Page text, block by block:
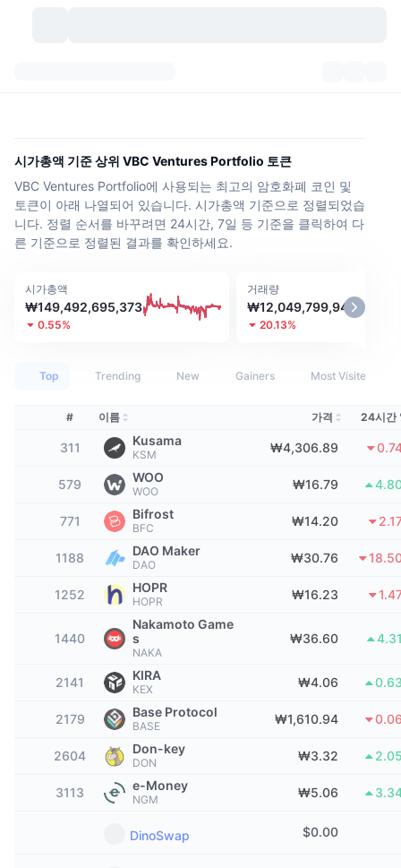
카테고리
과거 스냅샷
이자농사
리더보드
최근 상장된 종목
상승 및 하락 종목
가장 많이 방문한 종목
커뮤니티 정서
체인 순위
시장 개요
현물 시장
비트코인 트레저리
거래소 유입/유출
공포 및 탐욕 지수.
알트코인 시즌 지수
시장 주기 지표
비트코인 도미넌스
CoinMarketCap 20 지수
CoinMarketCap 100 지수
시그널 New
요즘 핫한 종목
상승 종목
거래소
중앙화 거래소
스팟
파생상품
탈중앙화 거래소
스팟
커뮤니티
주제
센티멘트
API
암호화폐 API
DEX API
엔터프라이즈
FAQ
CMC 에이전트 허브
스킬 마켓플레이스
서비스
계산기
뉴스레터
CMC Launch
CMC Max
주요 뉴스
텔레그램 봇
광고
사이트 위젯
시가총액 기준 상위 VBC Ventures Portfolio 토큰
VBC Ventures Portfolio에 사용되는 최고의 암호화폐 코인 및
토큰이 아래 나열되어 있습니다. 시가총액 기준으로 정렬되었습
니다. 정렬 순서를 바꾸려면 24시간, 7일 등 기준을 클릭하여 다
른 기준으로 정렬된 결과를 확인하세요.
시가총액
₩149,492,695,373
0.55%
거래량
₩12,049,799,949
20.13%
Top Trending New Gainers Most Visited
# 이름 가격 24시간
311 Kusama
KSM ₩4,306.89
579 WOO
WOO ₩16.79
771 Bifrost
BFC ₩14.20
1188 DAO Maker
DAO ₩30.76
1252 HOPR
HOPR ₩16.23
1440
Nakamoto Game
s
NAKA
₩36.60
2141 KIRA
KEX ₩4.06
2179 Base Protocol
BASE ₩1,610.94
2604 Don-key
DON ₩3.32
3113 e-Money
NGM ₩5.06
DinoSwap $0.00